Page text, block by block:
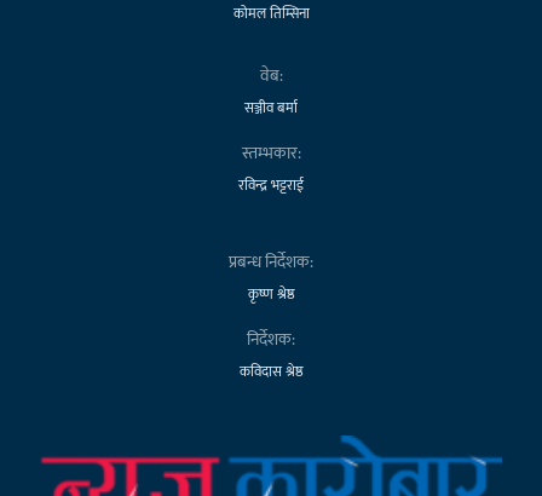
कोमल तिम्सिना
वेब:
सञ्जीव बर्मा
स्तम्भकार:
रविन्द्र भट्टराई
प्रबन्ध निर्देशक:
कृष्ण श्रेष्ठ
निर्देशक:
कविदास श्रेष्ठ